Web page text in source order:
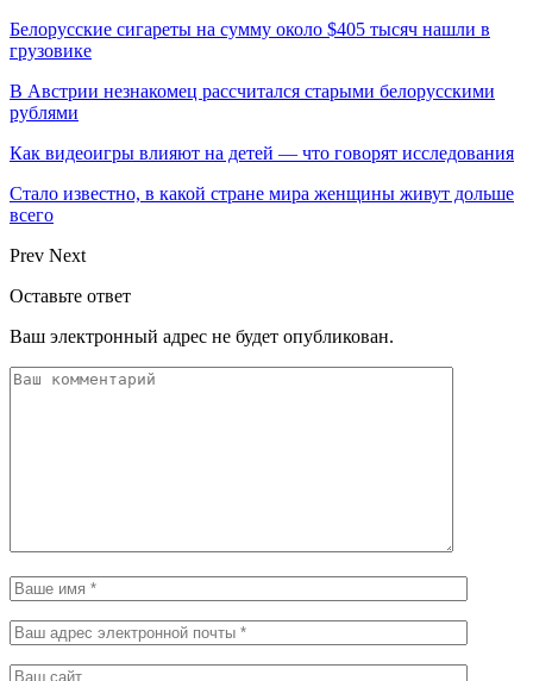
Белорусские сигареты на сумму около $405 тысяч нашли в
грузовике
В Австрии незнакомец рассчитался старыми белорусскими
рублями
Как видеоигры влияют на детей — что говорят исследования
Стало известно, в какой стране мира женщины живут дольше
всего
Prev Next
Оставьте ответ
Ваш электронный адрес не будет опубликован.